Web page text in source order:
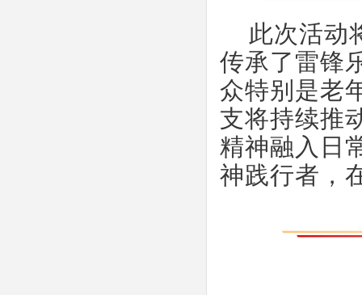
此次活动
传承了雷锋
众特别是老
支将持续推
精神融入日
神践行者，